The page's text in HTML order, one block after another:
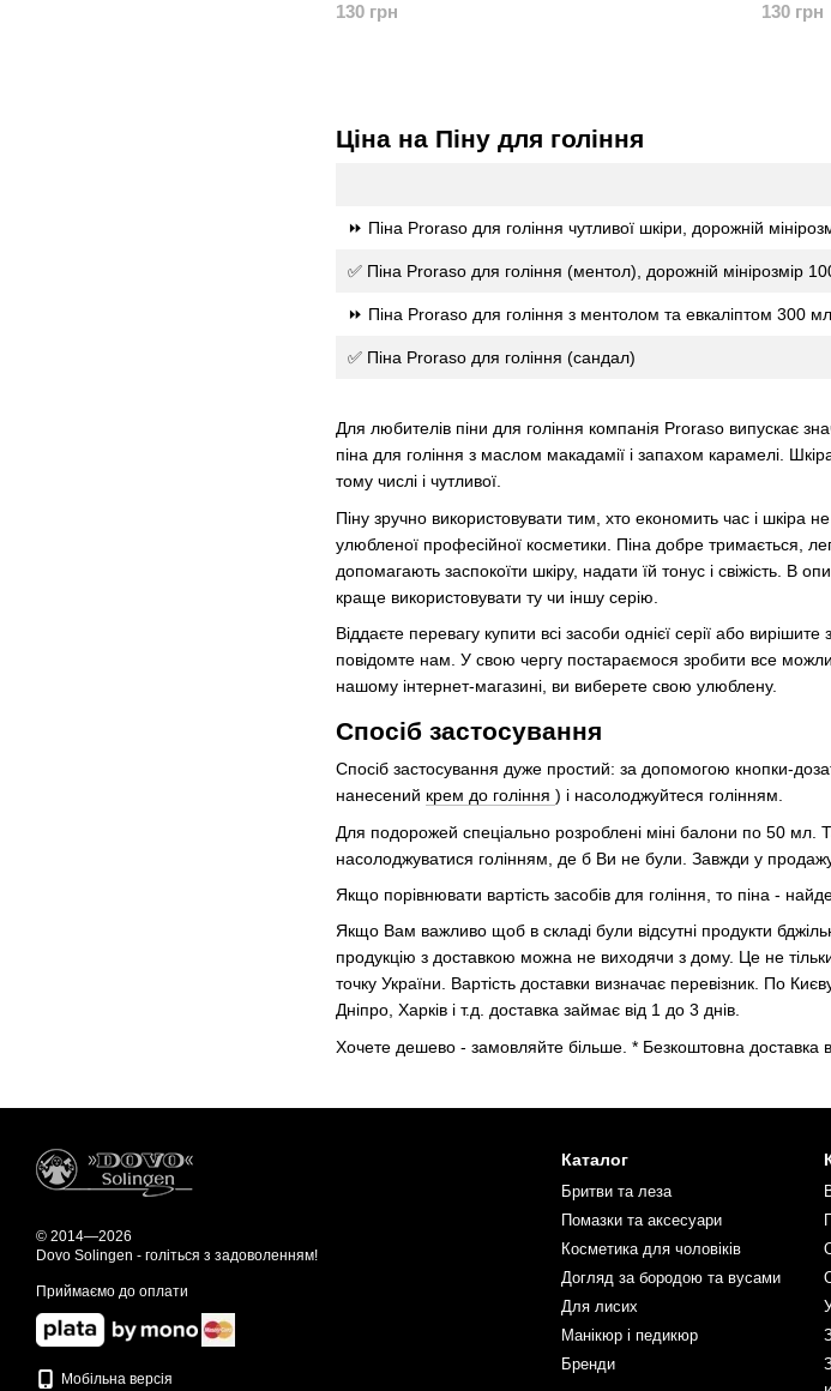
130 грн
130 грн
Ціна на Піну для гоління
⏩ Піна Proraso для гоління чутливої шкіри, дорожній
✅ Піна Proraso для гоління (ментол), дорожній мінірозмір
⏩ Піна Proraso для гоління з ментолом та евкаліптом 300 мл
✅ Піна Proraso для гоління (сандал)
Для любителів піни для гоління компанія Proraso випускає
піна для гоління з маслом макадамії і запахом карамелі.
тому числі і чутливої.
Піну зручно використовувати тим, хто економить час і шкіра
улюбленої професійної косметики. Піна добре тримається,
допомагають заспокоїти шкіру, надати їй тонус і свіжість. В
краще використовувати ту чи іншу серію.
Віддаєте перевагу купити всі засоби однієї серії або
повідомте нам. У свою чергу постараємося зробити все
нашому інтернет-магазині, ви виберете свою улюблену.
Спосіб застосування
Спосіб застосування дуже простий: за допомогою кнопки-
нанесений крем до гоління ) і насолоджуйтеся голінням.
Для подорожей спеціально розроблені міні балони по 50 мл.
насолоджуватися голінням, де б Ви не були. Завжди у
Якщо порівнювати вартість засобів для гоління, то піна -
Якщо Вам важливо щоб в складі були відсутні продукти
продукцію з доставкою можна не виходячи з дому. Це не
точку України. Вартість доставки визначає перевізник. По
Дніпро, Харків і т.д. доставка займає від 1 до 3 днів.
Хочете дешево - замовляйте більше. * Безкоштовна доставка
© 2014—2026
Dovo Solingen - голіться з задоволенням!
Приймаємо до оплати
Мобільна версія
Каталог
Бритви та леза
Помазки та аксесуари
Косметика для чоловіків
Догляд за бородою та вусами
Для лисих
Манікюр і педикюр
Бренди